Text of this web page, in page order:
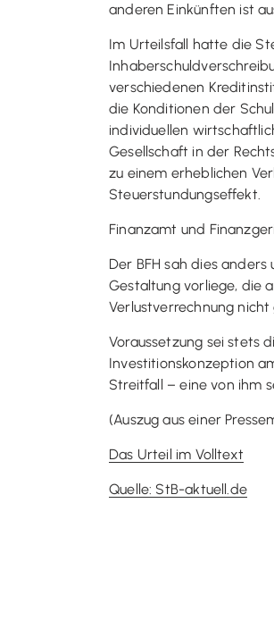
anderen Einkünften ist
Im Urteilsfall hatte die
verschiedenen
die Konditionen der
individuellen
Gesellschaft in der
zu einem erheblichen
Steuerstundungseffekt.
Finanzamt und
Der BFH sah dies
Gestaltung vorliege, die
Verlustverrechnung
Voraussetzung sei stets
Investitionskonzeption
Streitfall – eine von ihm
(Auszug aus einer
Das Urteil im Volltext
Quelle: StB-aktuell.de